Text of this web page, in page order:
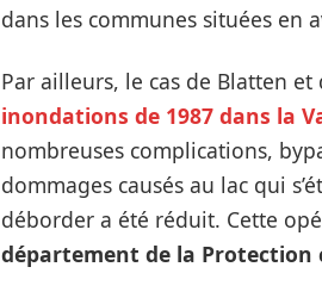
dans les communes situées en
Par ailleurs, le cas de Blatten
inondations de 1987 dans la
nombreuses complications,
dommages causés au lac qui
déborder a été réduit. Cette
département de la Protection